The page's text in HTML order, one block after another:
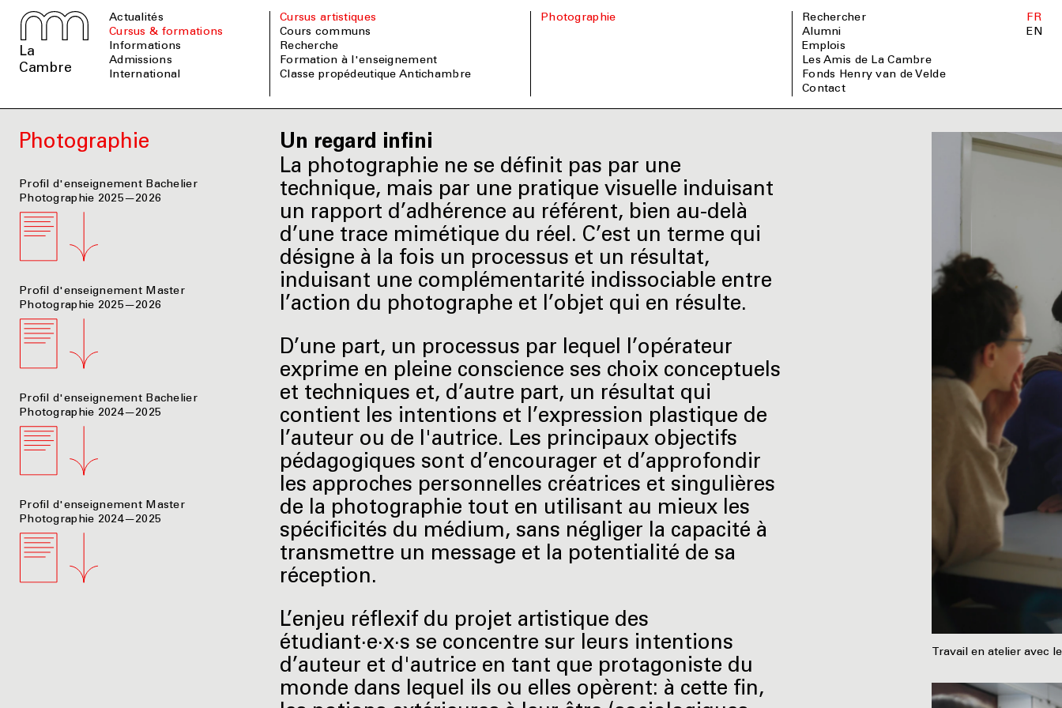
La
Cambre
Actualités
Cursus & formations
informations
admissions
international
Cursus artistiques
Cours communs
Recherche
Formation à l'enseignement
Classe propédeutique Antichambre
Photographie
Rechercher
Alumni
Emplois
Les Amis de La Cambre
Fonds Henry van de Velde
Contact
FR
EN
Photographie
Profil d'enseignement Bachelier
Photographie 2025—2026
Profil d'enseignement Master
Photographie 2025—2026
Profil d'enseignement Bachelier
Photographie 2024—2025
Profil d'enseignement Master
Photographie 2024—2025
Un regard infini
La photographie ne se définit pas par une
technique, mais par une pratique visuelle induisant
un rapport d’adhérence au référent, bien au-delà
d’une trace mimétique du réel. C’est un terme qui
désigne à la fois un processus et un résultat,
induisant une complémentarité indissociable entre
l’action du photographe et l’objet qui en résulte.
D’une part, un processus par lequel l’opérateur
exprime en pleine conscience ses choix conceptuels
et techniques et, d’autre part, un résultat qui
contient les intentions et l’expression plastique de
l’auteur ou de l'autrice. Les principaux objectifs
pédagogiques sont d’encourager et d’approfondir
les approches personnelles créatrices et singulières
de la photographie tout en utilisant au mieux les
spécificités du médium, sans négliger la capacité à
transmettre un message et la potentialité de sa
réception.
L’enjeu réflexif du projet artistique des
étudiant·e·x·s se concentre sur leurs intentions
d’auteur et d'autrice en tant que protagoniste du
monde dans lequel ils ou elles opèrent: à cette fin,
Travail en atelier avec